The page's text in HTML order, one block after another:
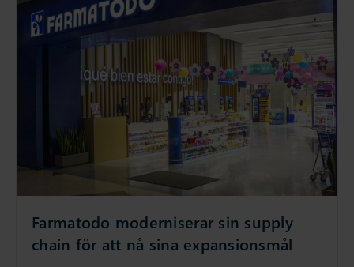
Farmatodo moderniserar sin supply
chain för att nå sina expansionsmål